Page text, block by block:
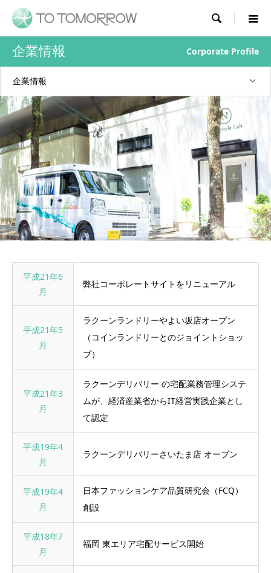

企業情報 Corporate Profile
企業情報
平成21年6
月
弊社コーポレートサイトをリニューアル
平成21年5
月
ラクーンランドリーやよい坂店オープン
（コインランドリーとのジョイントショッ
プ）
平成21年3
月
ラクーンデリバリー の宅配業務管理システ
ムが、経済産業省からIT経営実践企業とし
て認定
平成19年4
月
ラクーンデリバリーさいたま店 オープン
平成19年4
月
日本ファッションケア品質研究会（FCQ）
創設
平成18年7
月
福岡 東エリア宅配サービス開始